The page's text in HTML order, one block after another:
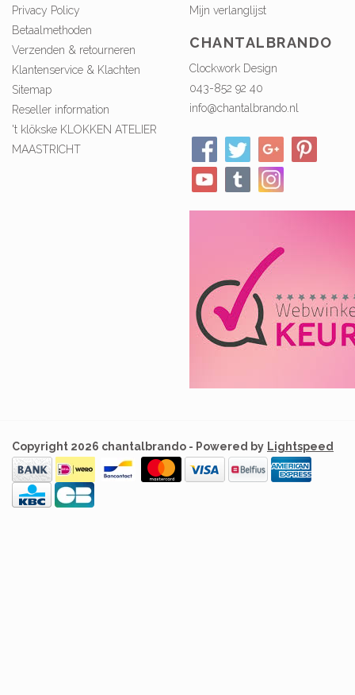
Privacy Policy
Betaalmethoden
Verzenden & retourneren
Klantenservice & Klachten
Sitemap
Reseller information
't klökske KLOKKEN ATELIER
MAASTRICHT
Mijn verlanglijst
CHANTALBRANDO
Clockwork Design
043-852 92 40
info@chantalbrando.nl
Copyright 2026 chantalbrando - Powered by Lightspeed